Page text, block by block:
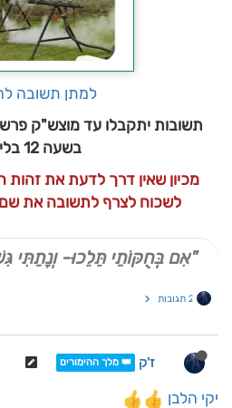
למתן תשובה
תשובות יתקבלו עד מוצש"ק
בשעה 12 בלילה.
מכיון שאין דרך לדעת את
לשכוח לצרף לתשובה את
"אִם בְּחֻקּוֹתַי תֵּלֵכוּ- וְנָתַתִּי
2 תגובות
ז'ק 👑 מלך ההימורים
יקי הלבן